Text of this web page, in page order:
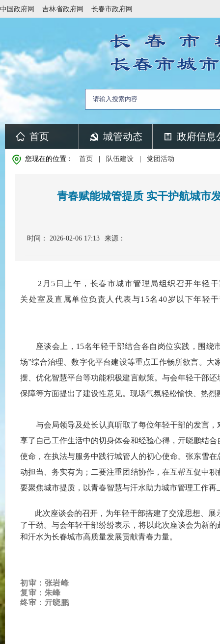
中国政府网 吉林省政府网 长春市政府网
首页 城管动态 政府信息
您现在的位置： 首页 队伍建设 党团活动
青春赋能城管提质 实干护航城市
时间： 2026-02-06 17:13 来源：
2月5日上午，长春市城市管理局组织召开年轻
关处室及直属单位负责人代表与15名40岁以下年轻
座谈会上，15名年轻干部结合各自岗位实践，围绕
场”综合治理、数字化平台建设等重点工作畅所欲言。大
摆、优化智慧平台等功能积极建言献策。与会年轻干部
保障等方面提出了建设性意见。现场气氛轻松愉快、 热烈
与会局领导及处长认真听取了每位年轻干部的发言，
享了自己工作生活中的切身体会和经验心得， 亓晓鹏结合
使命，在执法与服务中践行城管人的初心使命。张东雪
动担当、务实有为；二要注重团结协作，在互帮互促中
要聚焦城市提质，以青春智慧与汗水助力城市管理工作
此次座谈会的召开，为年轻干部搭建了交流思想、
了干劲。与会年轻干部纷纷表示，将以此次座谈会为新
和汗水为长春城市高质量发展贡献青春力量。
初审：张岩峰
复审：朱峰
终审：亓晓鹏